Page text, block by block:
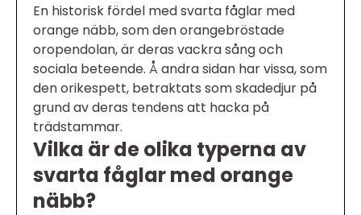
En historisk fördel med svarta fåglar med
orange näbb, som den orangebröstade
oropendolan, är deras vackra sång och
sociala beteende. Å andra sidan har vissa, som
den orikespett, betraktats som skadedjur på
grund av deras tendens att hacka på
trädstammar.
Vilka är de olika typerna av
svarta fåglar med orange
näbb?